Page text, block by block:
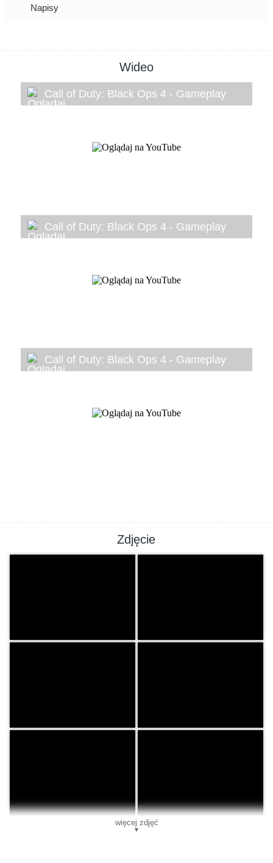
Napisy
Wideo
Call of Duty: Black Ops 4 - Gameplay
Call of Duty: Black Ops 4 - Gameplay
Call of Duty: Black Ops 4 - Gameplay
Zdjęcie
więcej zdjęć
▼